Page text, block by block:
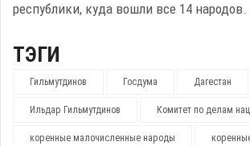
республики, куда вошли все 14 народов.
ТЭГИ
Гильмутдинов Госдума Дагестан
Ильдар Гильмутдинов Комитет по делам
коренные малочисленные народы